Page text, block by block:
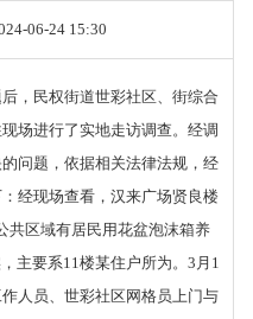
06-24 15:30
，民权街道世彩社区、街综合
场进行了实地走访调查。经调
问题，依据相关法律法规，经
经现场查看，汉来广场贤良楼
共区域有居民用花盆泡沫箱养
主要系11楼某住户所为。3月1
人员、世彩社区网格员上门与